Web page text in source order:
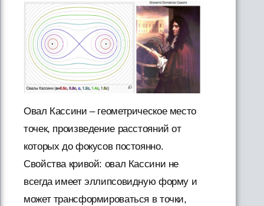
Овал Кассини – геометрическое место
точек, произведение расстояний от
которых до фокусов постоянно.
Свойства кривой: овал Кассини не
всегда имеет эллипсовидную форму и
может трансформироваться в точки,